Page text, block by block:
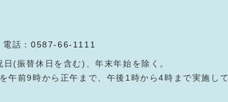
話：0587-66-1111
(振替休日を含む)、年末年始を除く。
午前9時から正午まで、午後1時から4時まで実施して